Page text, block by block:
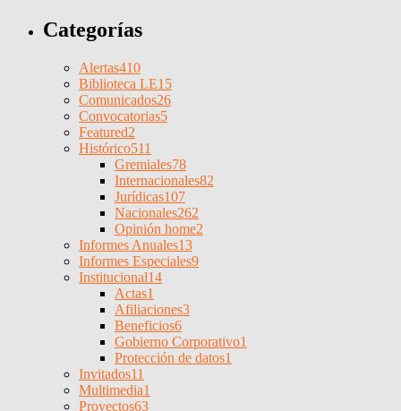
Categorías
Alertas410
Biblioteca LE15
Comunicados26
Convocatorias5
Featured2
Histórico511
Gremiales78
Internacionales82
Jurídicas107
Nacionales262
Opinión home2
Informes Anuales13
Informes Especiales9
Institucional14
Actas1
Afiliaciones3
Beneficios6
Gobierno Corporativo1
Protección de datos1
Invitados11
Multimedia1
Proyectos63